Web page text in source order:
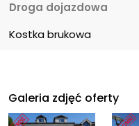
Droga dojazdowa
Kostka brukowa
Galeria zdjęć oferty